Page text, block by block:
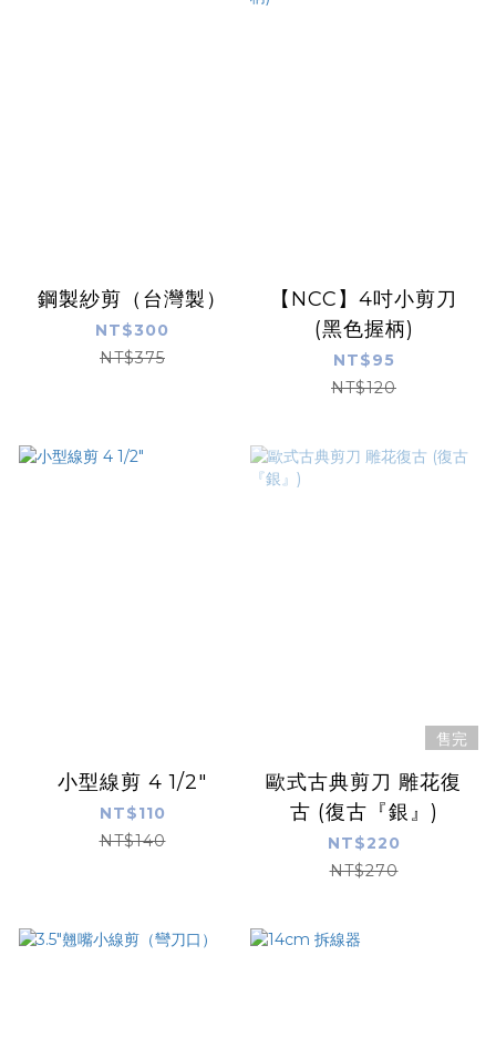
鋼製紗剪（台灣製）
NT$300
NT$375
【NCC】4吋小剪刀
(黑色握柄)
NT$95
NT$120
小型線剪 4 1/2"
NT$110
NT$140
售完
歐式古典剪刀 雕花復
古 (復古『銀』)
NT$220
NT$270